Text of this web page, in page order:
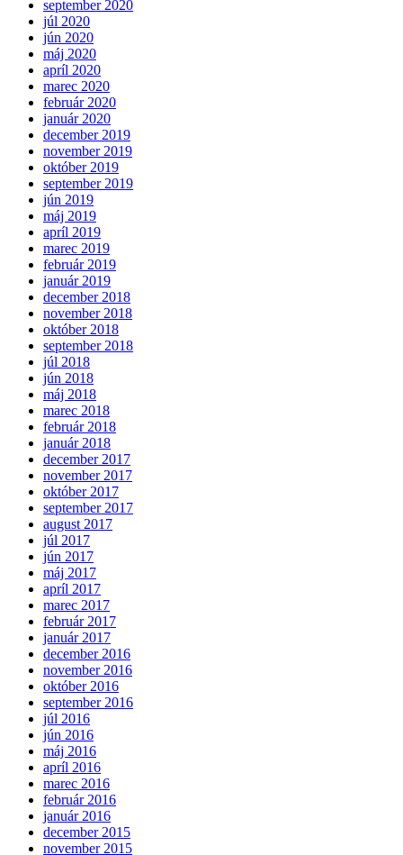
september 2020
júl 2020
jún 2020
máj 2020
apríl 2020
marec 2020
február 2020
január 2020
december 2019
november 2019
október 2019
september 2019
jún 2019
máj 2019
apríl 2019
marec 2019
február 2019
január 2019
december 2018
november 2018
október 2018
september 2018
júl 2018
jún 2018
máj 2018
marec 2018
február 2018
január 2018
december 2017
november 2017
október 2017
september 2017
august 2017
júl 2017
jún 2017
máj 2017
apríl 2017
marec 2017
február 2017
január 2017
december 2016
november 2016
október 2016
september 2016
júl 2016
jún 2016
máj 2016
apríl 2016
marec 2016
február 2016
január 2016
december 2015
november 2015